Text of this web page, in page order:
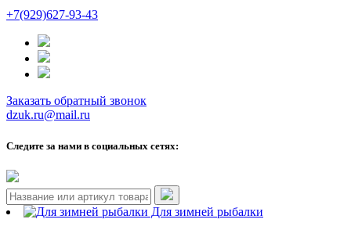
+7(929)627-93-43
Заказать обратный звонок
dzuk.ru@mail.ru
Следите за нами в социальных сетях:
Для зимней рыбалки